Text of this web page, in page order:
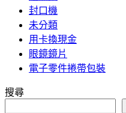
封口機
未分類
用卡換現金
眼鏡鏡片
電子零件捲帶包裝
搜尋